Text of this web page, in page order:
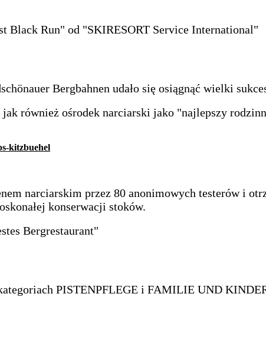
Black Run" od "SKIRESORT Service International"
Bergbahnen udało się osiągnąć wielki
również ośrodek narciarski jako "najlepszy
narciarskim przez 80 anonimowych testerów i
konserwacji stoków.
Bergrestaurant"
PISTENPFLEGE i FAMILIE UND